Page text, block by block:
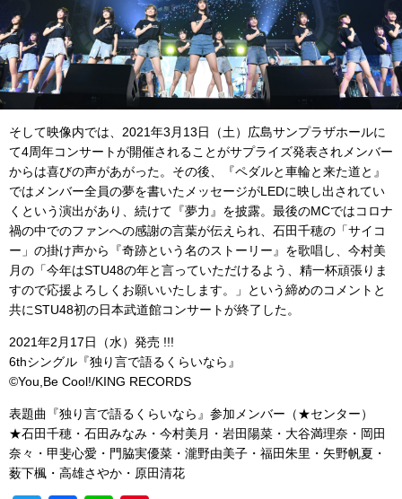
そして映像内では、2021年3月13日（土）広島サンプラザホールに
て4周年コンサートが開催されることがサプライズ発表されメンバー
からは喜びの声があがった。その後、『ペダルと車輪と来た道と』
ではメンバー全員の夢を書いたメッセージがLEDに映し出されてい
くという演出があり、続けて『夢力』を披露。最後のMCではコロナ
禍の中でのファンへの感謝の言葉が伝えられ、石田千穂の「サイコ
ー」の掛け声から『奇跡という名のストーリー』を歌唱し、今村美
月の「今年はSTU48の年と言っていただけるよう、精一杯頑張りま
すので応援よろしくお願いいたします。」という締めのコメントと
共にSTU48初の日本武道館コンサートが終了した。
2021年2月17日（水）発売 !!!
6thシングル『独り言で語るくらいなら』
©You,Be Cool!/KING RECORDS
表題曲『独り言で語るくらいなら』参加メンバー（★センター）
★石田千穂・石田みなみ・今村美月・岩田陽菜・大谷満理奈・岡田
奈々・甲斐心愛・門脇実優菜・瀧野由美子・福田朱里・矢野帆夏・
薮下楓・高雄さやか・原田清花